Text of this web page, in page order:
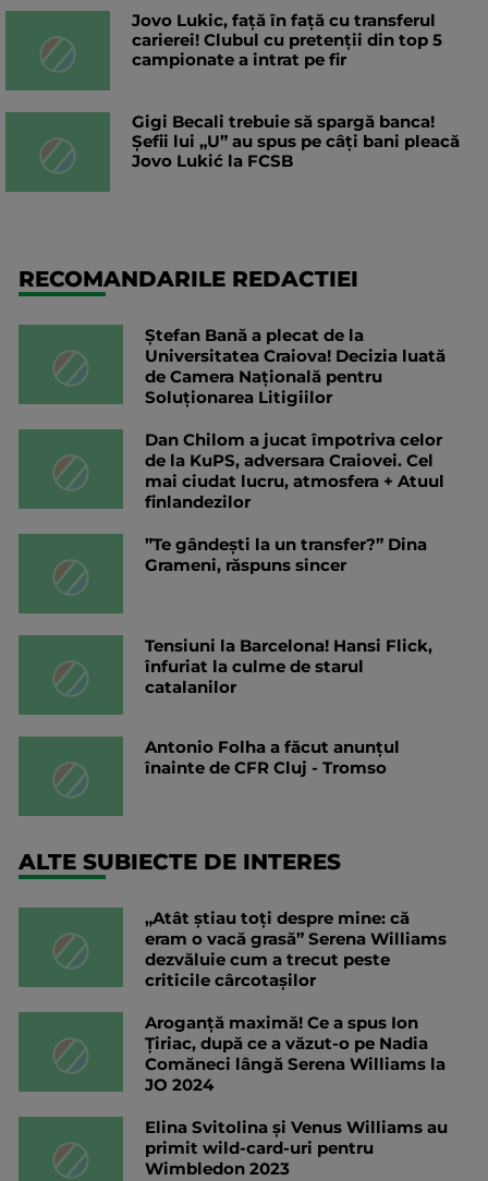
Jovo Lukic, față în față cu transferul
carierei! Clubul cu pretenții din top 5
campionate a intrat pe fir
Gigi Becali trebuie să spargă banca!
Șefii lui „U” au spus pe câți bani pleacă
Jovo Lukić la FCSB
RECOMANDARILE REDACTIEI
Ștefan Bană a plecat de la
Universitatea Craiova! Decizia luată
de Camera Națională pentru
Soluționarea Litigiilor
Dan Chilom a jucat împotriva celor
de la KuPS, adversara Craiovei. Cel
mai ciudat lucru, atmosfera + Atuul
finlandezilor
”Te gândești la un transfer?” Dina
Grameni, răspuns sincer
Tensiuni la Barcelona! Hansi Flick,
înfuriat la culme de starul
catalanilor
Antonio Folha a făcut anunțul
înainte de CFR Cluj - Tromso
ALTE SUBIECTE DE INTERES
„Atât știau toți despre mine: că
eram o vacă grasă” Serena Williams
dezvăluie cum a trecut peste
criticile cârcotașilor
Aroganță maximă! Ce a spus Ion
Țiriac, după ce a văzut-o pe Nadia
Comăneci lângă Serena Williams la
JO 2024
Elina Svitolina și Venus Williams au
primit wild-card-uri pentru
Wimbledon 2023